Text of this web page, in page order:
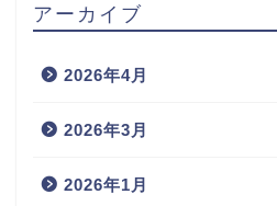
アーカイブ
2026年4月
2026年3月
2026年1月